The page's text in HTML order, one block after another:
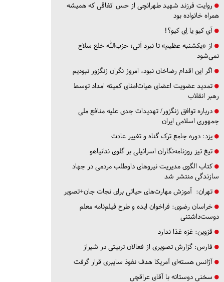
روایت فرزند شهید طهرانچی از حس اتفاقی که همیشه
همراه خانواده بود
آي كيو يا اِي كيو؟!
از «یکشنبه عظیم» تا نبرد آتی؛ حزب‌الله خلع سلاح
نمی‌شود
اگر این اقدام رضاخان نبود، امروز نگران زنگزور نبودیم
تمدید عضویت اعضای هیات‌امنای کمیته امداد توسط
رهبر انقلاب
درباره توافق زنگزور/ تهدیدات جدی علیه منافع ملی
جمهوری اسلامی ایران
یزد: دوره جامع ترک گناه و تغییر عادت
تیغ تیز روزنامه‌نگاران اسرائیلی بر گلوی نتانیاهو
کتاب الگوی مدیریت نیروهای داوطلب مردمی در جهاد
سازندگی منتشر شد
تهران: آموزش مهارت‌های حیاتی برای نجات جان+تصویر
خراسان رضوی: فراخوان ایده و طرح فیلم‌نامه معلم
دوست‌داشتنی
قزوین: غزه غذا ندارد
فارس: گزارش تصویری از فعالان تربیتی در شیراز
آژانس هسته‌ای آمریکا هدف نفوذ سایبری قرار گرفت
سخنی دوستانه با آقای عراقچی